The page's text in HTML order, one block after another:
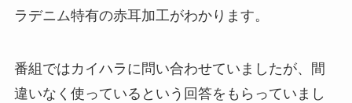
ラデニム特有の赤耳加工がわかります。
番組ではカイハラに問い合わせていましたが、間
違いなく使っているという回答をもらっていまし